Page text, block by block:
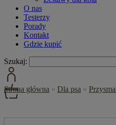
O nas
Testerzy
Porady
Kontakt
Gdzie kupić
Szukaj:
Strona główna » Dla psa »